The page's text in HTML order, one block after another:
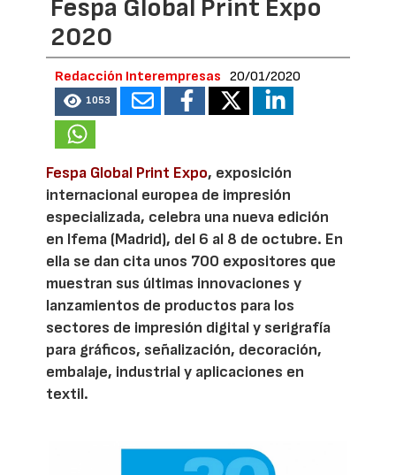
Fespa Global Print Expo
2020
Redacción Interempresas 20/01/2020
1053
Fespa Global Print Expo, exposición
internacional europea de impresión
especializada, celebra una nueva edición
en Ifema (Madrid), del 6 al 8 de octubre. En
ella se dan cita unos 700 expositores que
muestran sus últimas innovaciones y
lanzamientos de productos para los
sectores de impresión digital y serigrafía
para gráficos, señalización, decoración,
embalaje, industrial y aplicaciones en
textil.